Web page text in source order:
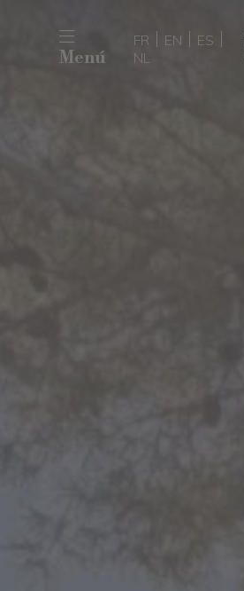
Menú
FR EN
ES
NL